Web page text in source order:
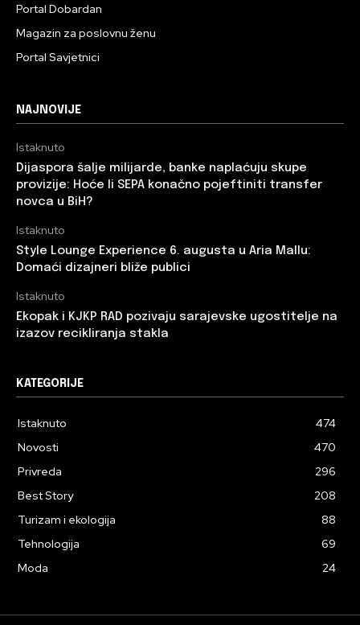
Portal Dobardan
Magazin za poslovnu ženu
Portal Savjetnici
NAJNOVIJE
Istaknuto
Dijaspora šalje milijarde, banke naplaćuju skupe
provizije: Hoće li SEPA konačno pojeftiniti transfer
novca u BiH?
Istaknuto
Style Lounge Experience 6. augusta u Aria Mallu:
Domaći dizajneri bliže publici
Istaknuto
Ekopak i KJKP RAD pozivaju sarajevske ugostitelje na
izazov recikliranja stakla
KATEGORIJE
Istaknuto
474
Novosti
470
Privreda
296
Best Story
208
Turizam i ekologija
88
Tehnologija
69
Moda
24